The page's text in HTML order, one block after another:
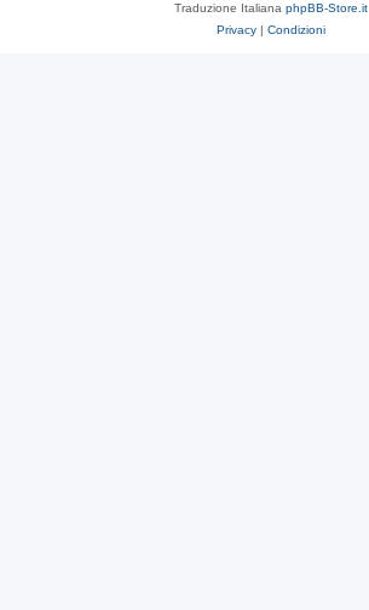
Traduzione Italiana phpBB-Store.it
Privacy | Condizioni